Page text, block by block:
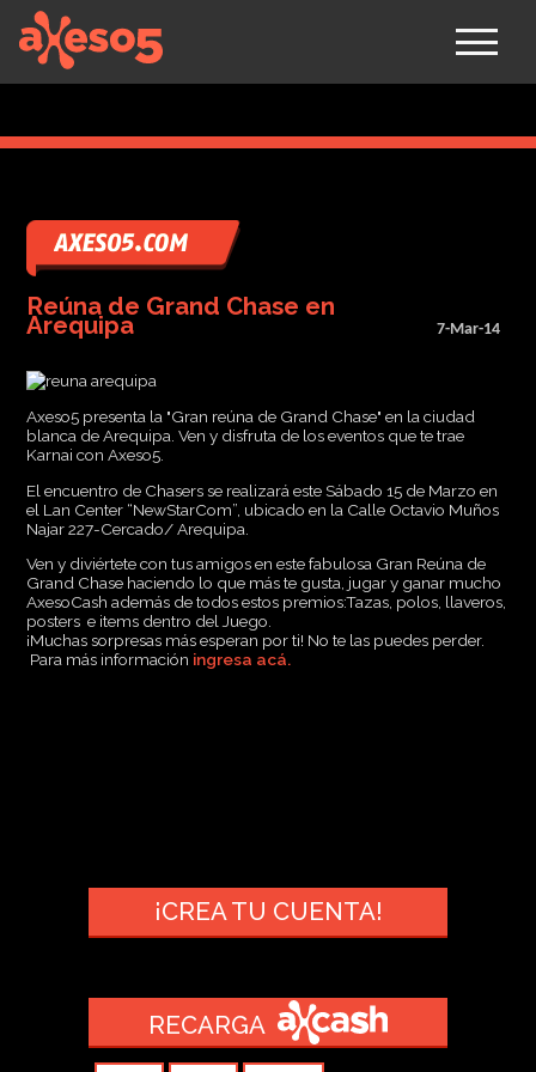
axeso5
Reúna de Grand Chase en
Arequipa 7-Mar-14
Axeso5 presenta la "Gran reúna de Grand Chase" en la ciudad
blanca de Arequipa. Ven y disfruta de los eventos que te trae
Karnai con Axeso5.
El encuentro de Chasers se realizará este Sábado 15 de Marzo en
el Lan Center “NewStarCom”, ubicado en la Calle Octavio Muños
Najar 227-Cercado/ Arequipa.
Ven y diviértete con tus amigos en este fabulosa Gran Reúna de
Grand Chase haciendo lo que más te gusta, jugar y ganar mucho
AxesoCash además de todos estos premios:Tazas, polos, llaveros,
posters e items dentro del Juego.
¡Muchas sorpresas más esperan por ti! No te las puedes perder.
Para más información ingresa acá.
¡CREA TU CUENTA!
RECARGA